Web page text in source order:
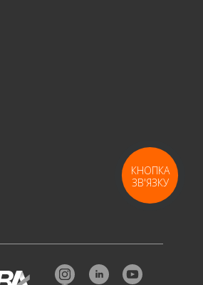
КНОПКА
ЗВ'ЯЗКУ